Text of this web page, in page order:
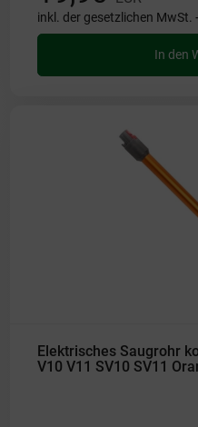
inkl. der gesetzlichen MwSt.
In den
Elektrisches Saugrohr
V10 V11 SV10 SV11